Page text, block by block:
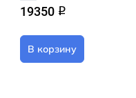
19350 q
В корзину